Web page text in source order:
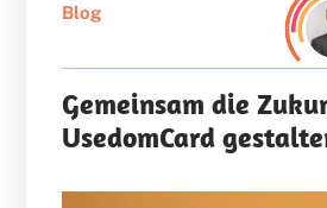
Blog
Gemeinsam die
UsedomCard